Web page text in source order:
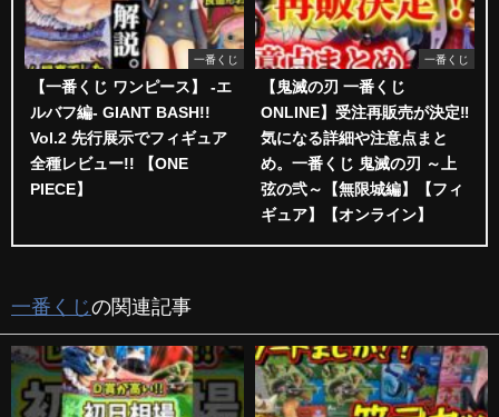
一番くじ
【一番くじ ワンピース】 -エ
ルバフ編- GIANT BASH!!
Vol.2 先行展示でフィギュア
全種レビュー!! 【ONE
PIECE】
一番くじ
【鬼滅の刃 一番くじ
ONLINE】受注再販売が決定‼️
気になる詳細や注意点まと
め。一番くじ 鬼滅の刃 ～上
弦の弐～【無限城編】【フィ
ギュア】【オンライン】
一番くじの関連記事